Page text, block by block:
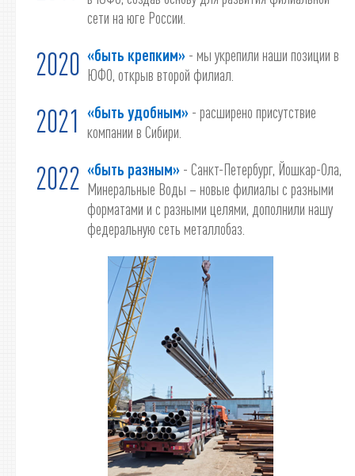
сети на юге России.
2020 «быть крепким» - мы укрепили наши позиции в
ЮФО, открыв второй филиал.
2021 «быть удобным» - расширено присутствие
компании в Сибири.
2022 «быть разным» - Санкт-Петербург, Йошкар-Ола,
Минеральные Воды – новые филиалы с разными
форматами и с разными целями, дополнили нашу
федеральную сеть металлобаз.